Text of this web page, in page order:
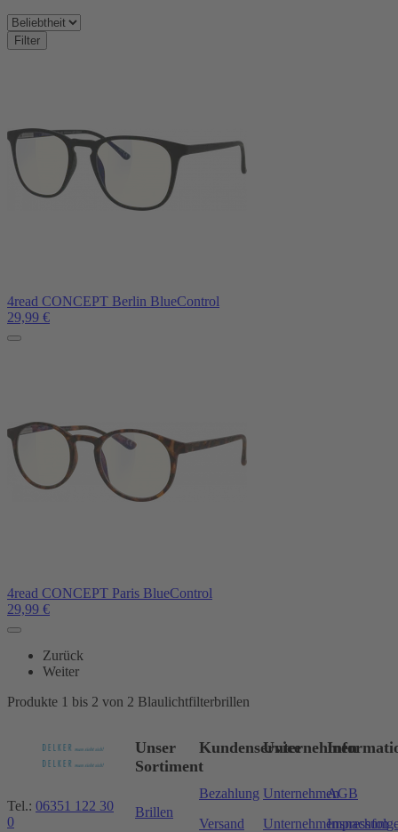
Filter
4read CONCEPT Berlin BlueControl
29,99 €
4read CONCEPT Paris BlueControl
29,99 €
Zurück
Weiter
Produkte 1 bis 2 von 2 Blaulichtfilterbrillen
Tel.: 06351 122 30
0
Unser
Sortiment
Brillen
Kundenservice
Bezahlung
Versand
Unternehmen
UnternehmenAGB
Impressum